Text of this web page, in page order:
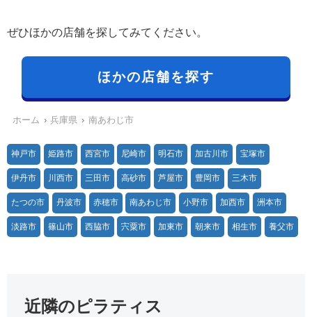
ぜひほかの店舗を探してみてください。
ほかの店舗を探す
ホーム 兵庫県 南あわじ市
神戸市 姫路市 西宮市 尼崎市 明石市 加古川市 宝塚市
伊丹市 川西市 三田市 高砂市 芦屋市 豊岡市 三木市
たつの市 丹波市 赤穂市 南あわじ市 小野市 加西市 洲本市
淡路市 篠山市 西脇市 宍粟市 加東市 朝来市 相生市 養父市
近隣のピラティス